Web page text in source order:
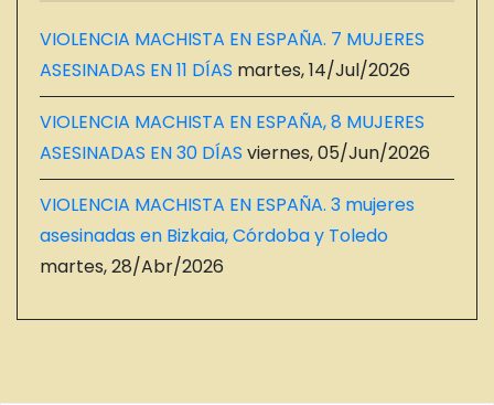
VIOLENCIA MACHISTA EN ESPAÑA. 7 MUJERES
ASESINADAS EN 11 DÍAS martes, 14/Jul/2026
VIOLENCIA MACHISTA EN ESPAÑA, 8 MUJERES
ASESINADAS EN 30 DÍAS viernes, 05/Jun/2026
VIOLENCIA MACHISTA EN ESPAÑA. 3 mujeres
asesinadas en Bizkaia, Córdoba y Toledo
martes, 28/Abr/2026